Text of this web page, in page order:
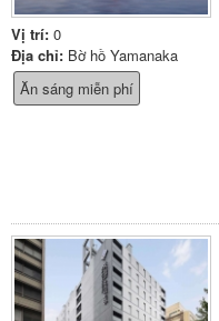
Vị trí: 0
Địa chỉ: Bờ hồ Yamanaka
Ăn sáng miễn phí